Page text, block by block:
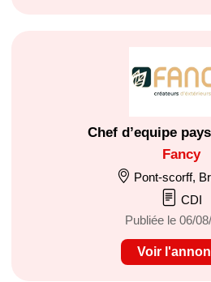
Chef d’equipe
Fancy
Pont-scorff,
CDI
Publiée le 06/
Voir